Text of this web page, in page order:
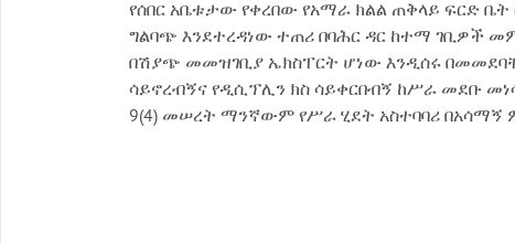
የሰበር አቤቱታው የቀረበው የአማራ ክልል ጠቅላይ ፍርድ
ግልባጭ እንደተረዳነው ተጠሪ በባሕር ዳር ከተማ ገቢዎች
በሽያጭ መመዝገቢያ ኤክስፐርት ሆነው እንዲሰሩ
ሳይኖረብኝና የዲሲፕሊን ክስ ሳይቀርበብኝ ከሥራ መደቡ
9(4) መሠረት ማንኛውም የሥራ ሂደት አስተባባሪ